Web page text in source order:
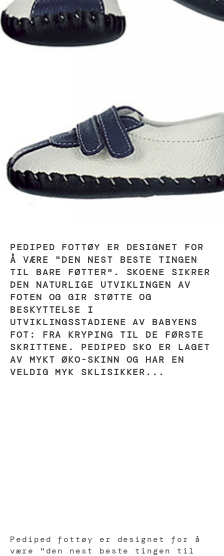
PEDIPED FOTTØY ER DESIGNET FOR
Å VÆRE "DEN NEST BESTE TINGEN
TIL BARE FØTTER". SKOENE SIKRER
DEN NATURLIGE UTVIKLINGEN AV
FOTEN OG GIR STØTTE OG
BESKYTTELSE I
UTVIKLINGSSTADIENE AV BABYENS
FOT: FRA KRYPING TIL DE FØRSTE
SKRITTENE. PEDIPED SKO ER LAGET
AV MYKT ØKO-SKINN OG HAR EN
VELDIG MYK SKLISIKKER...
Pediped fottøy er designet for å
være "den nest beste tingen til